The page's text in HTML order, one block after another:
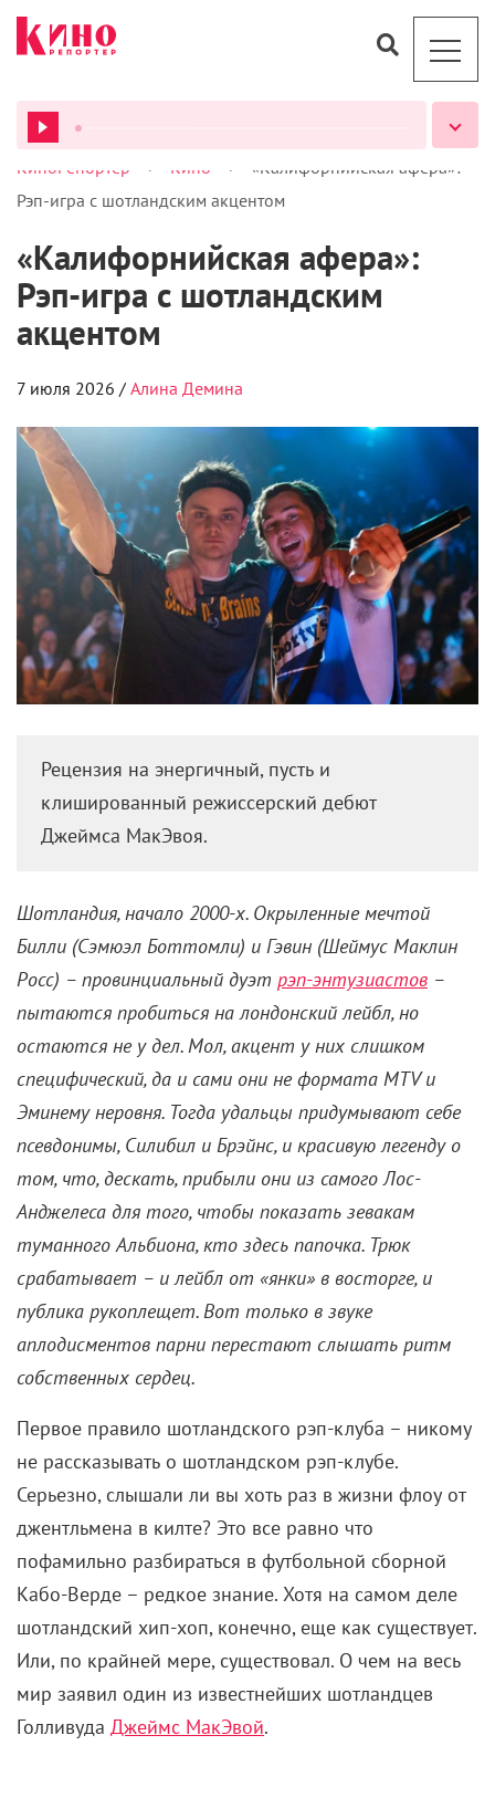
ВСЕ ПОДКАСТЫ
КиноРепортер > Кино >
«Калифорнийская афера»:
Рэп-игра с шотландским акцентом
«Калифорнийская афера»:
Рэп-игра с шотландским
акцентом
7 июля 2026 / Алина Демина
Рецензия на энергичный, пусть и
клишированный режиссерский дебют
Джеймса МакЭвоя.
Шотландия, начало 2000-х. Окрыленные мечтой
Билли (Сэмюэл Боттомли) и Гэвин (Шеймус Маклин
Росс) – провинциальный дуэт рэп-энтузиастов –
пытаются пробиться на лондонский лейбл, но
остаются не у дел. Мол, акцент у них слишком
специфический, да и сами они не формата MTV и
Эминему неровня. Тогда удальцы придумывают себе
псевдонимы, Силибил и Брэйнс, и красивую легенду о
том, что, дескать, прибыли они из самого Лос-
Анджелеса для того, чтобы показать зевакам
туманного Альбиона, кто здесь папочка. Трюк
срабатывает – и лейбл от «янки» в восторге, и
публика рукоплещет. Вот только в звуке
аплодисментов парни перестают слышать ритм
собственных сердец.
Первое правило шотландского рэп-клуба – никому
не рассказывать о шотландском рэп-клубе.
Серьезно, слышали ли вы хоть раз в жизни флоу от
джентльмена в килте? Это все равно что
пофамильно разбираться в футбольной сборной
Кабо-Верде – редкое знание. Хотя на самом деле
шотландский хип-хоп, конечно, еще как существует.
Или, по крайней мере, существовал. О чем на весь
мир заявил один из известнейших шотландцев
Голливуда Джеймс МакЭвой.